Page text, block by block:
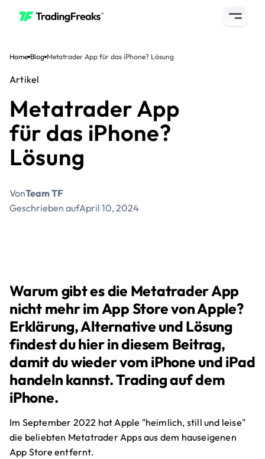
Home Blog Metatrader App für das iPhone? Lösung
Artikel
Metatrader App
für das iPhone?
Lösung
VonTeam TF
Geschrieben aufApril 10, 2024
Warum gibt es die Metatrader App
nicht mehr im App Store von Apple?
Erklärung, Alternative und Lösung
findest du hier in diesem Beitrag,
damit du wieder vom iPhone und iPad
handeln kannst. Trading auf dem
iPhone.
Im September 2022 hat Apple "heimlich, still und leise"
die beliebten Metatrader Apps aus dem hauseigenen
App Store entfernt.